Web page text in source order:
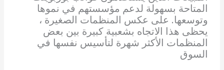
المتاحة بسهولة لدعم مؤسستهم في نموها
وتوسعها. على عكس المنظمات الصغيرة ،
يحظى هذا الاتجاه بشعبية كبيرة بين بعض
المنظمات الأكثر شهرة لتأسيس نفسها في
السوق